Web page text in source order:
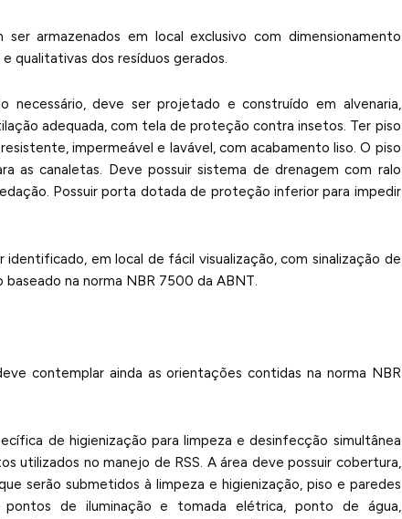
armazenados em local exclusivo com dimensionamento
qualitativas dos resíduos gerados.
necessário, deve ser projetado e construído em alvenaria,
adequada, com tela de proteção contra insetos. Ter piso
impermeável e lavável, com acabamento liso. O piso
as canaletas. Deve possuir sistema de drenagem com ralo
Possuir porta dotada de proteção inferior para impedir
em local de fácil visualização, com sinalização de
baseado na norma NBR 7500 da ABNT.
contemplar ainda as orientações contidas na norma NBR
de higienização para limpeza e desinfecção simultânea
utilizados no manejo de RSS. A área deve possuir cobertura,
serão submetidos à limpeza e higienização, piso e paredes
pontos de iluminação e tomada elétrica, ponto de água,